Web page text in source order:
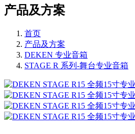
产品及方案
首页
产品及方案
DEKEN 专业音箱
STAGE R 系列-舞台专业音箱